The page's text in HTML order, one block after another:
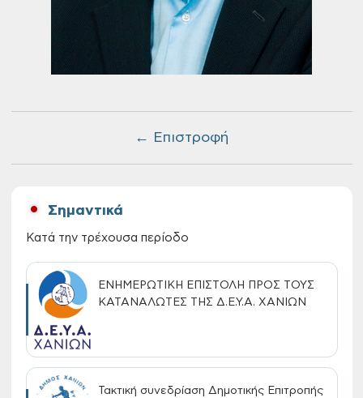
← Επιστροφή
Σημαντικά
Κατά την τρέχουσα περίοδο
ΕΝΗΜΕΡΩΤΙΚΗ ΕΠΙΣΤΟΛΗ ΠΡΟΣ ΤΟΥΣ
ΚΑΤΑΝΑΛΩΤΕΣ ΤΗΣ Δ.Ε.Υ.Α. ΧΑΝΙΩΝ
Τακτική συνεδρίαση Δημοτικής Επιτροπής